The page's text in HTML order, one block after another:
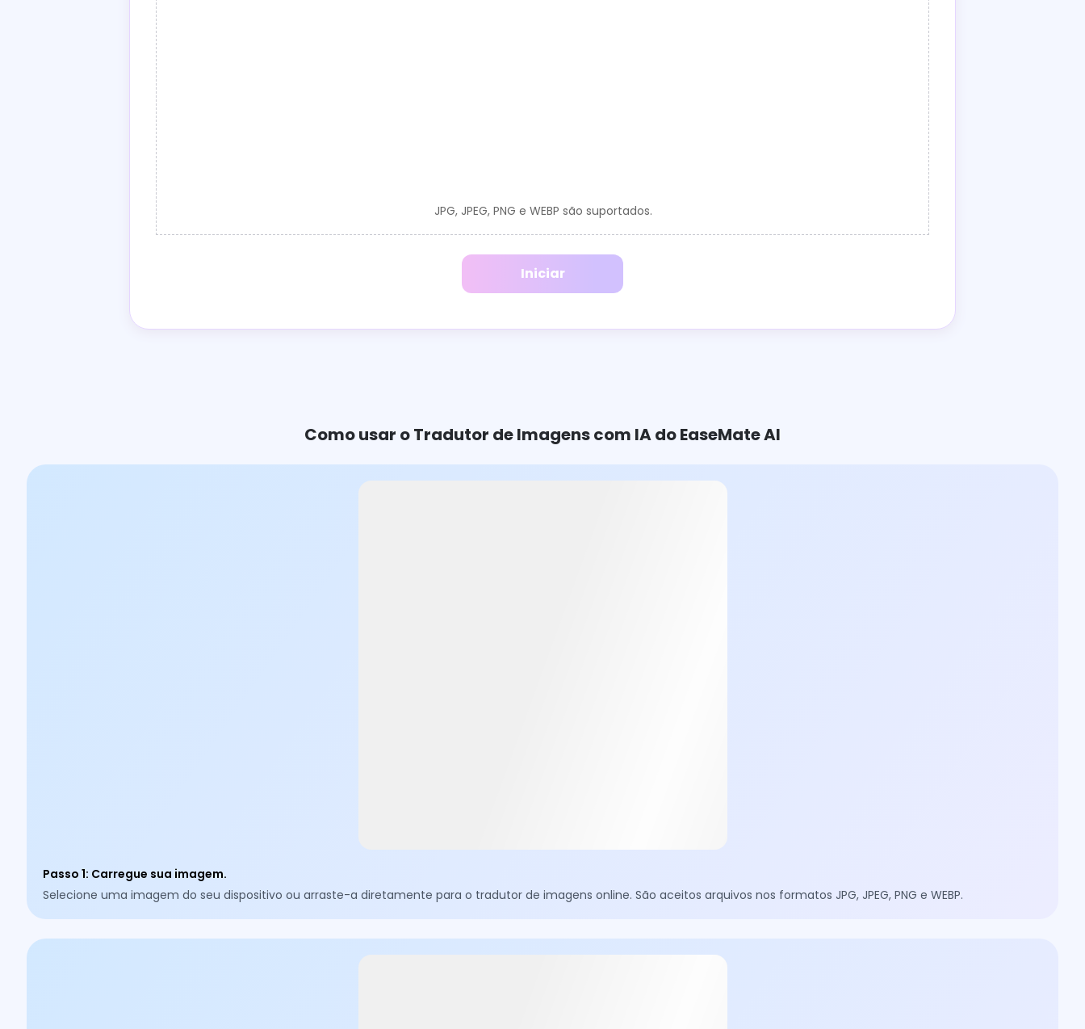
JPG, JPEG, PNG e WEBP são suportados.
Iniciar
Como usar o Tradutor de Imagens com IA do EaseMate AI
Passo 1: Carregue sua imagem.
Selecione uma imagem do seu dispositivo ou arraste-a diretamente para o tradutor de imagens online. São aceitos arquivos nos formatos JPG, JPEG, PNG e WEBP.